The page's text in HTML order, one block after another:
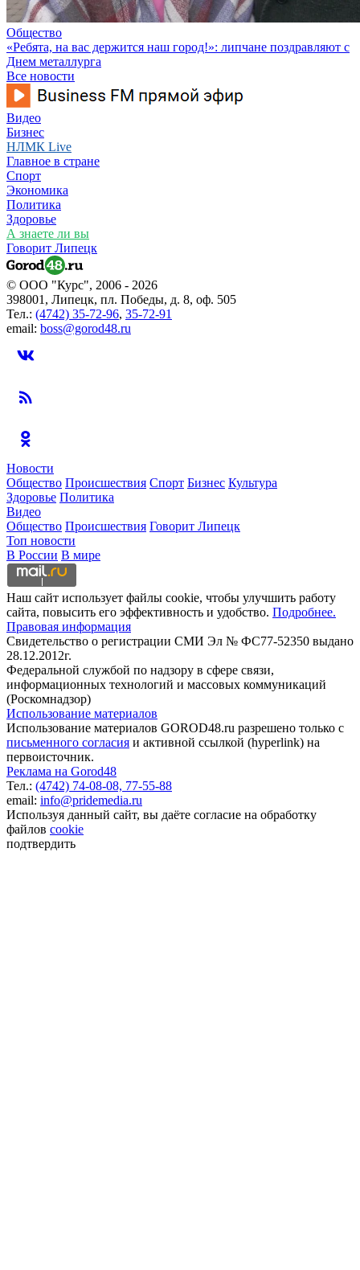
Общество
«Ребята, на вас держится наш город!»: липчане поздравляют с
Днем металлурга
Все новости
Видео
Бизнес
НЛМК Live
Главное в стране
Спорт
Экономика
Политика
Здоровье
А знаете ли вы
Говорит Липецк
© ООО "Курс", 2006 - 2026
398001, Липецк, пл. Победы, д. 8, оф. 505
Тел.: (4742) 35-72-96, 35-72-91
email: boss@gorod48.ru
Новости
Общество Происшествия Спорт Бизнес Культура
Здоровье Политика
Видео
Общество Происшествия Говорит Липецк
Топ новости
В России В мире
Наш сайт использует файлы cookie, чтобы улучшить работу
сайта, повысить его эффективность и удобство. Подробнее.
Правовая информация
Свидетельство о регистрации СМИ Эл № ФС77-52350 выдано
28.12.2012г.
Федеральной службой по надзору в сфере связи,
информационных технологий и массовых коммуникаций
(Роскомнадзор)
Использование материалов
Использование материалов GOROD48.ru разрешено только с
письменного согласия и активной ссылкой (hyperlink) на
первоисточник.
Реклама на Gorod48
Тел.: (4742) 74-08-08, 77-55-88
email: info@pridemedia.ru
Используя данный сайт, вы даёте согласие на обработку
файлов cookie
подтвердить